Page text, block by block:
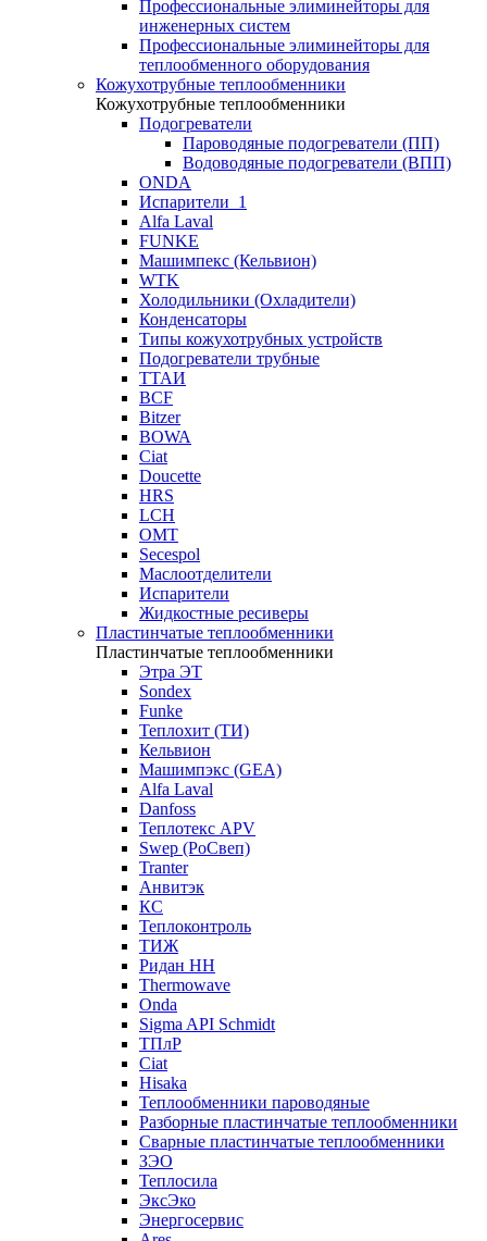
Профессиональные элиминейторы для
инженерных систем
Профессиональные элиминейторы для
теплообменного оборудования
Кожухотрубные теплообменники
Кожухотрубные теплообменники
Подогреватели
Пароводяные подогреватели (ПП)
Водоводяные подогреватели (ВПП)
ONDA
Испарители_1
Alfa Laval
FUNKE
Машимпекс (Кельвион)
WTK
Холодильники (Охладители)
Конденсаторы
Типы кожухотрубных устройств
Подогреватели трубные
ТТАИ
BCF
Bitzer
BOWA
Ciat
Doucette
HRS
LCH
OMT
Secespol
Маслоотделители
Испарители
Жидкостные ресиверы
Пластинчатые теплообменники
Пластинчатые теплообменники
Этра ЭТ
Sondex
Funke
Теплохит (ТИ)
Кельвион
Машимпэкс (GEA)
Alfa Laval
Danfoss
Теплотекс APV
Swep (РоСвеп)
Tranter
Анвитэк
КС
Теплоконтроль
ТИЖ
Ридан НН
Thermowave
Onda
Sigma API Schmidt
ТПлР
Ciat
Hisaka
Теплообменники пароводяные
Разборные пластинчатые теплообменники
Сварные пластинчатые теплообменники
ЗЭО
Теплосила
ЭксЭко
Энергосервис